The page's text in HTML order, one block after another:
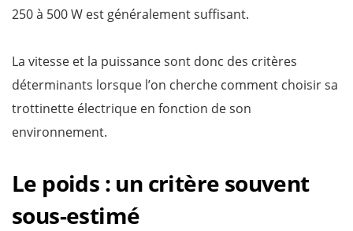
250 à 500 W est généralement suffisant.
La vitesse et la puissance sont donc des critères
déterminants lorsque l’on cherche comment choisir sa
trottinette électrique en fonction de son
environnement.
Le poids : un critère souvent
sous-estimé